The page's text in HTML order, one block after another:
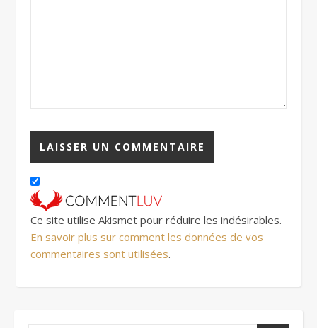
Ce site utilise Akismet pour réduire les indésirables.
En savoir plus sur comment les données de vos
commentaires sont utilisées.